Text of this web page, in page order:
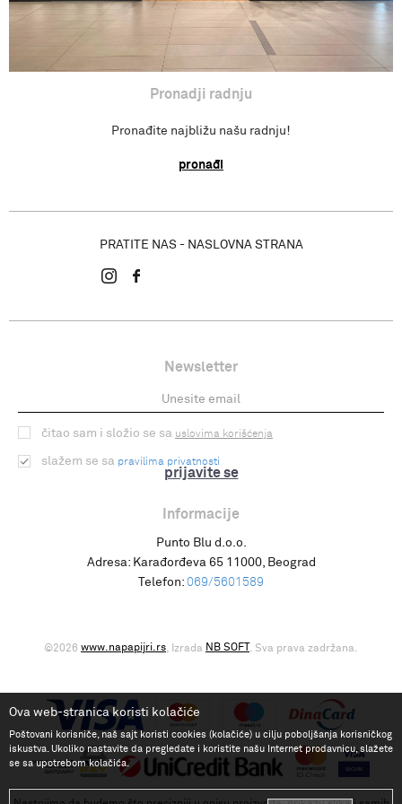
Pronadji radnju
Pronađite najbližu našu radnju!
pronađi
PRATITE NAS - NASLOVNA STRANA
Newsletter
prijavite se
čitao sam i složio se sa uslovima korišćenja
slažem se sa pravilima privatnosti
Informacije
Punto Blu d.o.o.
Adresa: Karađorđeva 65 11000, Beograd
Telefon: 069/5601589
©2026 www.napapijri.rs, Izrada NB SOFT . Sva prava zadržana.
Ova web-stranica koristi kolačiće
Poštovani korisniče, naš sajt koristi cookies (kolačiće) u cilju poboljšanja korisničkog
iskustva. Ukoliko nastavite da pregledate i koristite našu Internet prodavnicu, slažete
se sa upotrebom kolačića.